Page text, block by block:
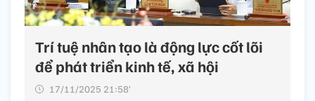
Trí tuệ nhân tạo là động lực cốt lõi
để phát triển kinh tế, xã hội
17/11/2025 21:58’